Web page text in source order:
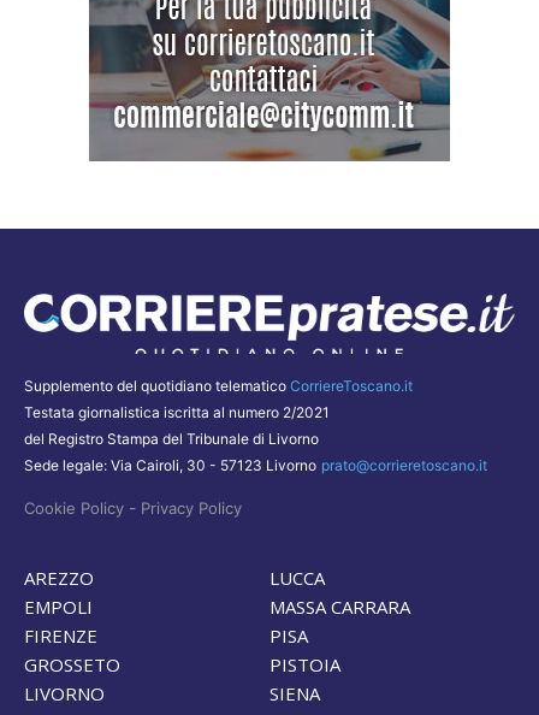
Supplemento del quotidiano telematico CorriereToscano.it
Testata giornalistica iscritta al numero 2/2021
del Registro Stampa del Tribunale di Livorno
Sede legale: Via Cairoli, 30 - 57123 Livorno prato@corrieretoscano.it
Cookie Policy - Privacy Policy
AREZZO
EMPOLI
FIRENZE
GROSSETO
LIVORNO
LUCCA
MASSA CARRARA
PISA
PISTOIA
SIENA